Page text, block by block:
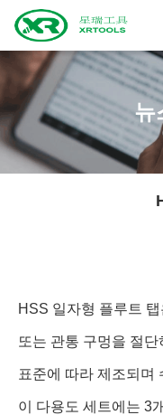
뉴
HSS 일자형 플루트
또는 관통 구멍을 절
표준에 따라 제조되며
이 다용도 세트에는 3